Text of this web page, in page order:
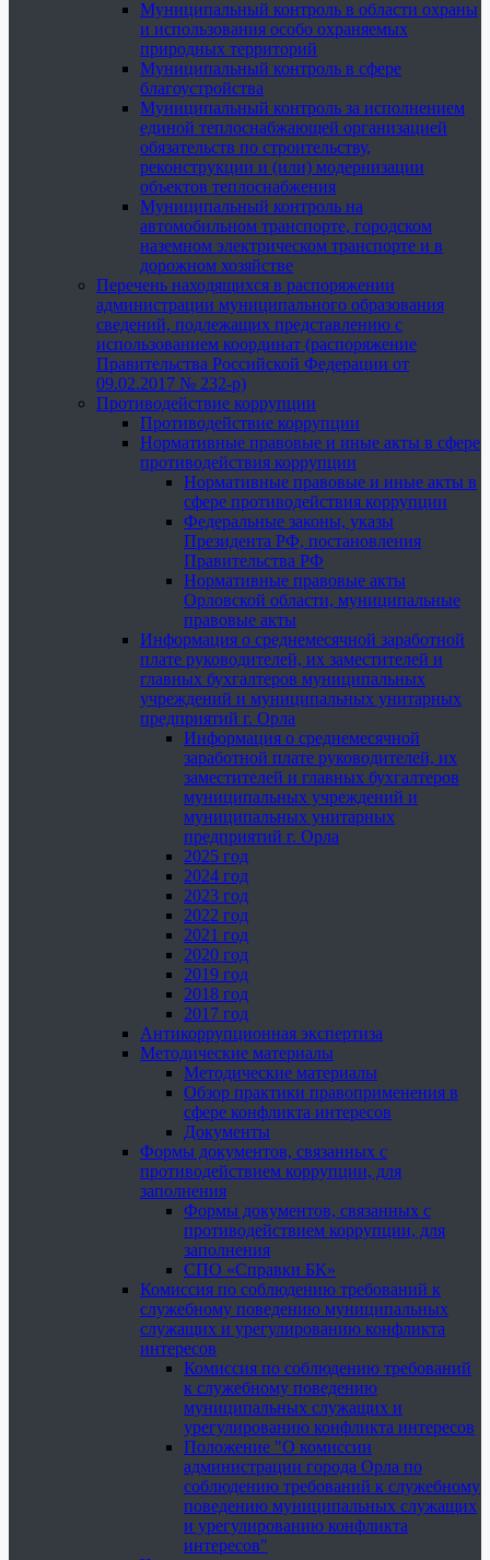
Муниципальный контроль в области охраны
и использования особо охраняемых
природных территорий
Муниципальный контроль в сфере
благоустройства
Муниципальный контроль за исполнением
единой теплоснабжающей организацией
обязательств по строительству,
реконструкции и (или) модернизации
объектов теплоснабжения
Муниципальный контроль на
автомобильном транспорте, городском
наземном электрическом транспорте и в
дорожном хозяйстве
Перечень находящихся в распоряжении
администрации муниципального образования
сведений, подлежащих представлению с
использованием координат (распоряжение
Правительства Российской Федерации от
09.02.2017 № 232-р)
Противодействие коррупции
Противодействие коррупции
Нормативные правовые и иные акты в сфере
противодействия коррупции
Нормативные правовые и иные акты в
сфере противодействия коррупции
Федеральные законы, указы
Президента РФ, постановления
Правительства РФ
Нормативные правовые акты
Орловской области, муниципальные
правовые акты
Информация о среднемесячной заработной
плате руководителей, их заместителей и
главных бухгалтеров муниципальных
учреждений и муниципальных унитарных
предприятий г. Орла
Информация о среднемесячной
заработной плате руководителей, их
заместителей и главных бухгалтеров
муниципальных учреждений и
муниципальных унитарных
предприятий г. Орла
2025 год
2024 год
2023 год
2022 год
2021 год
2020 год
2019 год
2018 год
2017 год
Антикоррупционная экспертиза
Методические материалы
Методические материалы
Обзор практики правоприменения в
сфере конфликта интересов
Документы
Формы документов, связанных с
противодействием коррупции, для
заполнения
Формы документов, связанных с
противодействием коррупции, для
заполнения
СПО «Справки БК»
Комиссия по соблюдению требований к
служебному поведению муниципальных
служащих и урегулированию конфликта
интересов
Комиссия по соблюдению требований
к служебному поведению
муниципальных служащих и
урегулированию конфликта интересов
Положение "О комиссии
администрации города Орла по
соблюдению требований к служебному
поведению муниципальных служащих
и урегулированию конфликта
интересов"